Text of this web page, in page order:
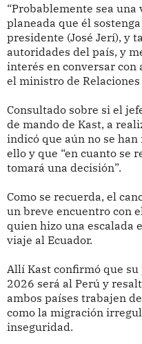
“Probablemente sea
planeada que él
presidente (José Jerí), y
autoridades del país, y
interés en conversar con
el ministro de
Consultado sobre si el
de mando de Kast, a
indicó que aún no se
ello y que “en cuanto se
tomará una decisión”.
Como se recuerda, el
un breve encuentro con
quien hizo una escalada
viaje al Ecuador.
Allí Kast confirmó que
2026 será al Perú y
ambos países trabajen
como la migración
inseguridad.